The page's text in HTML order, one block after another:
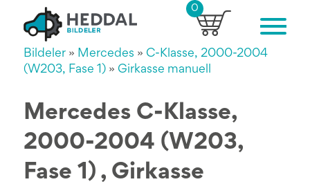
0
Bildeler » Mercedes » C-Klasse, 2000-2004
(W203, Fase 1) » Girkasse manuell
Mercedes C-Klasse,
2000-2004 (W203,
Fase 1) , Girkasse